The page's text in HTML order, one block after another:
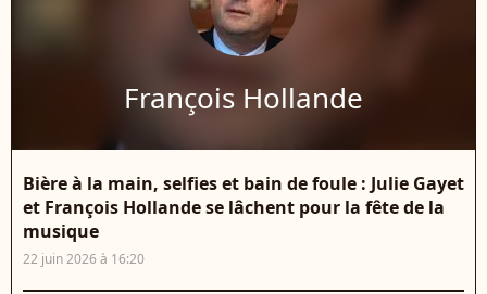
François Hollande
Bière à la main, selfies et bain de foule : Julie Gayet
et François Hollande se lâchent pour la fête de la
musique
22 juin 2026 à 16:20